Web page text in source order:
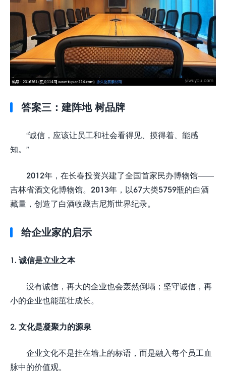
答案三：建阵地 树品牌
“诚信，应该让员工和社会看得见、摸得着、能感
知。”
2012年，在长春投资兴建了全国首家民办博物馆——
吉林省酒文化博物馆。2013年，以67大类5759瓶的白酒
藏量，创造了白酒收藏吉尼斯世界纪录。
给企业家的启示
1. 诚信是立业之本
没有诚信，再大的企业也会轰然倒塌；坚守诚信，再
小的企业也能茁壮成长。
2. 文化是凝聚力的源泉
企业文化不是挂在墙上的标语，而是融入每个员工血
脉中的价值观。